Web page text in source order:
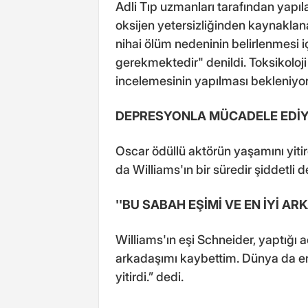
Adli Tıp uzmanları tarafından
oksijen yetersizliğinden
nihai ölüm nedeninin belirlenmesi
gerekmektedir" denildi.
incelemesinin yapılması
DEPRESYONLA MÜCADELE
Oscar ödüllü aktörün yaşamını
da Williams'ın bir süredir şiddetli
''BU SABAH EŞİMİ VE EN İYİ
Williams'ın eşi Schneider, yaptığı
arkadaşımı kaybettim. Dünya da
yitirdi.” dedi.